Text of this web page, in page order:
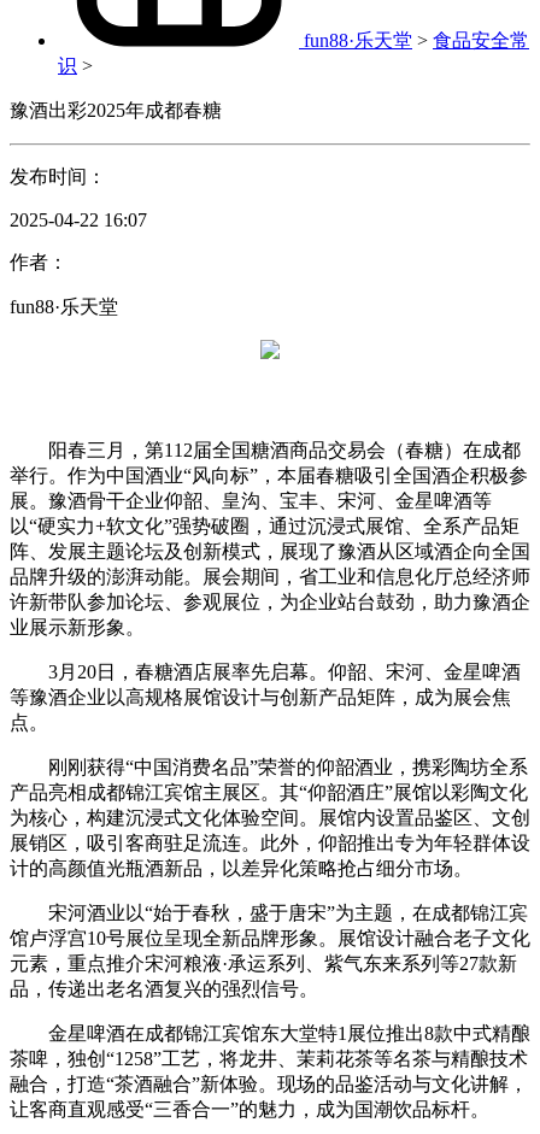
fun88·乐天堂 > 食品安全常
识 >
豫酒出彩2025年成都春糖
发布时间：
2025-04-22 16:07
作者：
fun88·乐天堂
阳春三月，第112届全国糖酒商品交易会（春糖）在成都
举行。作为中国酒业“风向标”，本届春糖吸引全国酒企积极参
展。豫酒骨干企业仰韶、皇沟、宝丰、宋河、金星啤酒等
以“硬实力+软文化”强势破圈，通过沉浸式展馆、全系产品矩
阵、发展主题论坛及创新模式，展现了豫酒从区域酒企向全国
品牌升级的澎湃动能。展会期间，省工业和信息化厅总经济师
许新带队参加论坛、参观展位，为企业站台鼓劲，助力豫酒企
业展示新形象。
3月20日，春糖酒店展率先启幕。仰韶、宋河、金星啤酒
等豫酒企业以高规格展馆设计与创新产品矩阵，成为展会焦
点。
刚刚获得“中国消费名品”荣誉的仰韶酒业，携彩陶坊全系
产品亮相成都锦江宾馆主展区。其“仰韶酒庄”展馆以彩陶文化
为核心，构建沉浸式文化体验空间。展馆内设置品鉴区、文创
展销区，吸引客商驻足流连。此外，仰韶推出专为年轻群体设
计的高颜值光瓶酒新品，以差异化策略抢占细分市场。
宋河酒业以“始于春秋，盛于唐宋”为主题，在成都锦江宾
馆卢浮宫10号展位呈现全新品牌形象。展馆设计融合老子文化
元素，重点推介宋河粮液·承运系列、紫气东来系列等27款新
品，传递出老名酒复兴的强烈信号。
金星啤酒在成都锦江宾馆东大堂特1展位推出8款中式精酿
茶啤，独创“1258”工艺，将龙井、茉莉花茶等名茶与精酿技术
融合，打造“茶酒融合”新体验。现场的品鉴活动与文化讲解，
让客商直观感受“三香合一”的魅力，成为国潮饮品标杆。